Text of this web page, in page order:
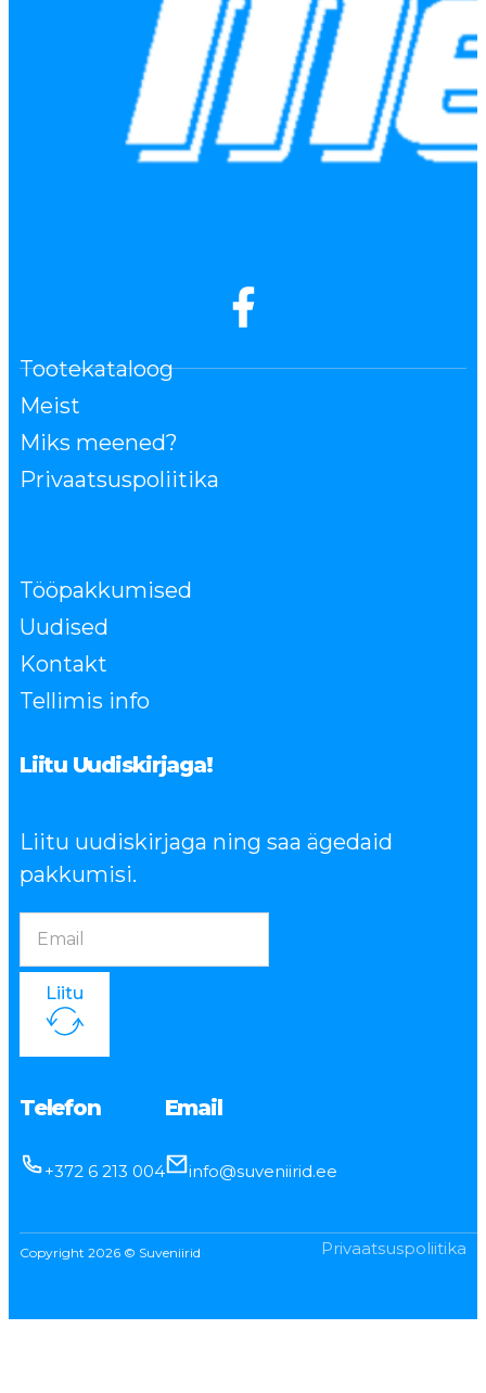
Tootekataloog
Meist
Miks meened?
Privaatsuspoliitika
Tööpakkumised
Uudised
Kontakt
Tellimis info
Liitu Uudiskirjaga!
Liitu uudiskirjaga ning saa ägedaid
pakkumisi.
Liitu
Telefon
+372 6 213 004
Email
info@suveniirid.ee
Copyright 2026 © Suveniirid Privaatsuspoliitika